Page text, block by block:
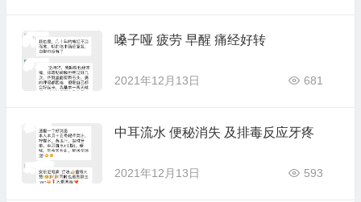
嗓子哑 疲劳 早醒 痛经好转
2021年12月13日 681
中耳流水 便秘消失 及排毒反应牙疼
2021年12月13日 593